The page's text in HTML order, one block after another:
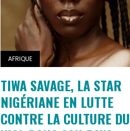
AFRIQUE
TIWA SAVAGE, LA STAR
NIGÉRIANE EN LUTTE
CONTRE LA CULTURE DU